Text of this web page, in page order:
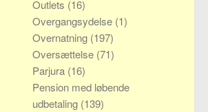
Outlets (16)
Overgangsydelse (1)
Overnatning (197)
Oversættelse (71)
Parjura (16)
Pension med løbende
udbetaling (139)